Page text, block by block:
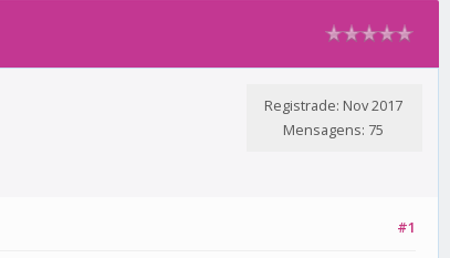
Registrade: Nov 2017
Mensagens: 75
#1